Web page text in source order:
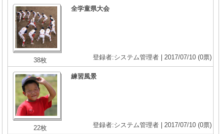
38枚
全学童県大会
登録者:システム管理者 | 2017/07/10 (0票)
22枚
練習風景
登録者:システム管理者 | 2017/07/10 (0票)